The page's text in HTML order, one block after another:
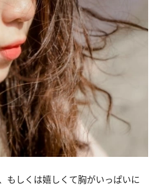
もしくは嬉しくて胸がいっぱいに